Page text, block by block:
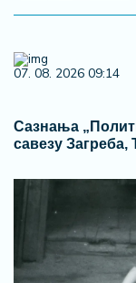
07. 08. 2026 09:14
Сазнања
савезу